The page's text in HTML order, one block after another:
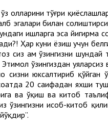
ҳолларини тўғри
эгалари билан
ишларга эса
Ҳар куни ёзиш учун
сиз ҳам ўзингизни
Эҳтимол ўзингиздан
сизни юксалтириб
20 саҳифадан яхши
ва ўқиш ва китоб
ўзингизни ҳисоб-китоб